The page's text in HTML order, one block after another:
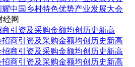
经网
引资及采购金额均创历史新高